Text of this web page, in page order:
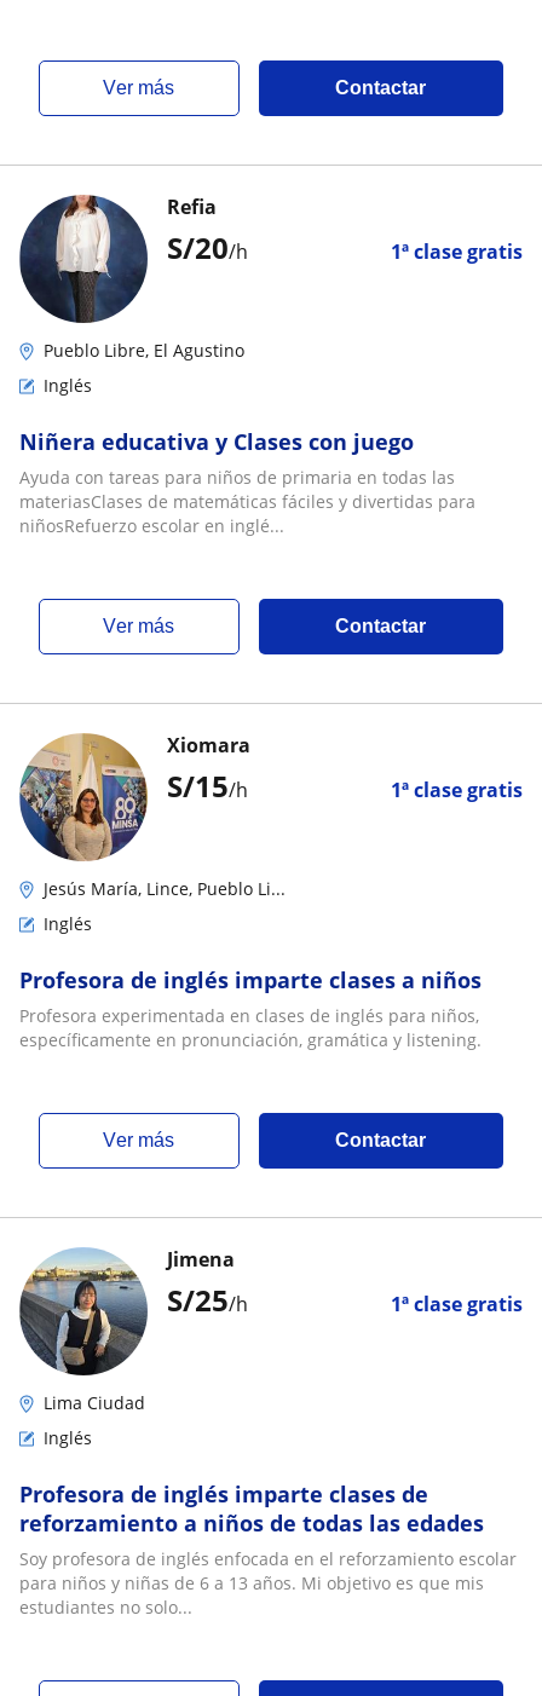
ver más Contactar
S/20/h 1ª clase gratis
Refia
Pueblo Libre, El Agustino
Inglés
Niñera educativa y Clases con juego
Ayuda con tareas para niños de primaria en todas las
materiasClases de matemáticas fáciles y divertidas para
niñosRefuerzo escolar en inglé...
ver más Contactar
S/15/h 1ª clase gratis
Xiomara
Jesús María, Lince, Pueblo Li...
Inglés
Profesora de inglés imparte clases a niños
Profesora experimentada en clases de inglés para niños,
específicamente en pronunciación, gramática y listening.
ver más Contactar
S/25/h 1ª clase gratis
Jimena
Lima Ciudad
Inglés
Profesora de inglés imparte clases de
reforzamiento a niños de todas las edades
Soy profesora de inglés enfocada en el reforzamiento escolar
para niños y niñas de 6 a 13 años. Mi objetivo es que mis
estudiantes no solo...